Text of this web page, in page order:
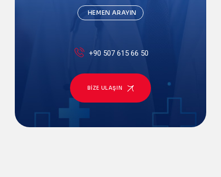
HEMEN ARAYIN
+90 507 615 66 50
BIZE ULAŞIN